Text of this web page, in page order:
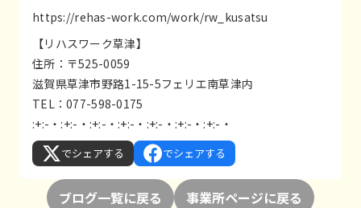
https://rehas-work.com/work/rw_kusatsu
【リハスワーク草津】
住所：〒525-0059
滋賀県草津市野路1-15-5フェリエ南草津内
TEL：077-598-0175
:+:-・:+:-・:+:-・:+:-・:+:-・:+:-・:+:-・
でシェアする でシェアする
ブログ一覧に戻る 事業所ページに戻る